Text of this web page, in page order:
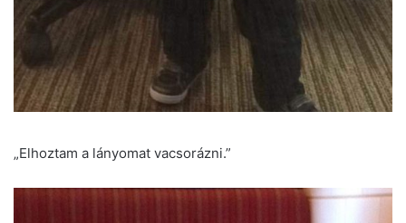
„Elhoztam a lányomat vacsorázni.”